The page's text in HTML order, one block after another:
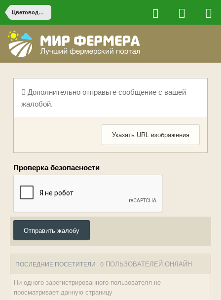
Цветоводство
Дополнительно отправьте сообщение с вашей
жалобой.
Указать URL изображения
Проверка безопасности
Отправить жалобу
ПОСЛЕДНИЕ ПОСЕТИТЕЛИ 0 ПОЛЬЗОВАТЕЛЕЙ ОНЛАЙН
Ни одного зарегистрированного пользователя не
просматривает данную страницу